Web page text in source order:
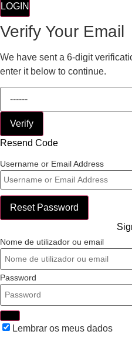
LOGIN
Verify Your Email
We have sent a 6-digit
enter it below to continue.
Verify
Resend Code
Username or Email Address
Reset Password
Nome de utilizador ou email
Password
Lembrar os meus dados